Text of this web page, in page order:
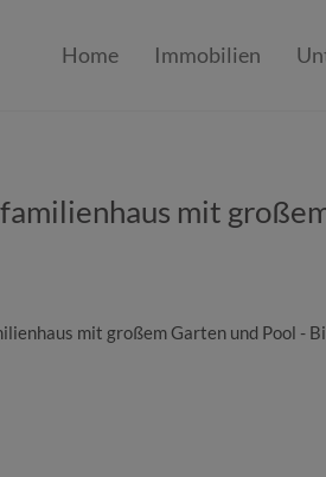
Home Immobilien
mit